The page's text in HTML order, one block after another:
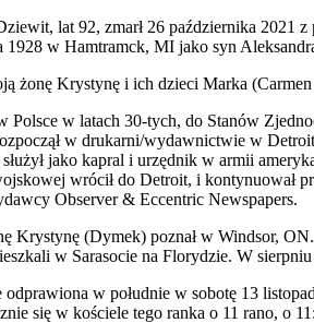
lat 92, zmarł 26 października
1928 w Hamtramck, MI jako syn
żonę Krystynę i ich dzieci Marka
Polsce w latach 30-tych, do Stanów
w drukarni/wydawnictwie w
jako kapral i urzędnik w armii
wrócił do Detroit, i kontynuował
Observer & Eccentric Newspapers.
Krystynę (Dymek) poznał w Windsor, ON.
w Sarasocie na Florydzie. W
odprawiona w południe w sobotę 13
się w kościele tego ranka o 11 rano, o